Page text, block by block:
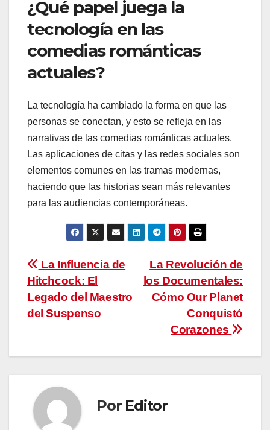
¿Qué papel juega la
tecnología en las
comedias románticas
actuales?
La tecnología ha cambiado la forma en que las
personas se conectan, y esto se refleja en las
narrativas de las comedias románticas actuales.
Las aplicaciones de citas y las redes sociales son
elementos comunes en las tramas modernas,
haciendo que las historias sean más relevantes
para las audiencias contemporáneas.
Navegación
de
entradas
La Revolución de
los Documentales:
Cómo Our Planet
Conquistó
Corazones
La Influencia de
Hitchcock: El
Legado del Maestro
del Suspenso
Por Editor